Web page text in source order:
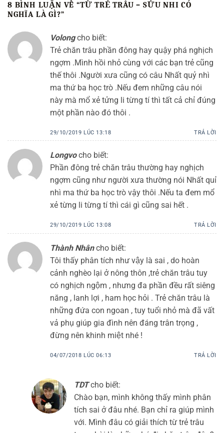
8 BÌNH LUẬN VỀ “TỪ TRẺ TRÂU – SỬU NHI CÓ
NGHĨA LÀ GÌ?”
Volong cho biết:
Trẻ chăn trâu phần đông hay quậy phá nghịch
ngợm .Mình hồi nhỏ cùng với các bạn trẻ cũng
thế thôi .Người xưa cũng có câu Nhất quỷ nhì
ma thứ ba học trò .Nếu đem những câu nói
này mà mổ xẻ tửng li từng tí thì tất cả chỉ đúng
một phần nào đó thôi .
29/10/2019 LÚC 13:18 TRẢ LỜI
Longvo cho biết:
Phần đông trẻ chăn trâu thường hay nghịch
ngợm cũng như người xưa thường nói Nhất quỉ
nhì ma thứ ba học trò vậy thôi .Nếu ta đem mổ
xẻ từng li từng tí thì cái gì cũng sai hết .
29/10/2019 LÚC 13:08 TRẢ LỜI
Thành Nhân cho biết:
Tôi thấy phân tích như vậy là sai , do hoàn
cảnh nghèo lại ở nông thôn ,trẻ chăn trâu tuy
có nghịch ngộm , nhưng đa phần đều rất siêng
năng , lanh lợi , ham học hỏi . Trẻ chăn trâu là
những đứa con ngoan , tuy tuổi nhỏ mà đã vất
vả phụ giúp gia đình nên đáng trân trọng ,
đừng nên khinh miệt nhé !
04/07/2018 LÚC 06:13 TRẢ LỜI
TDT cho biết:
Chào bạn, mình không thấy mình phân
tích sai ở đâu nhé. Bạn chỉ ra giúp mình
với. Mình đâu có giải thích từ trẻ trâu